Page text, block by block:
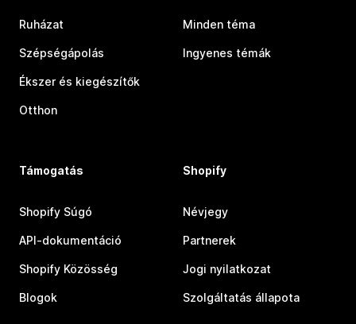
Ruházat
Szépségápolás
Ékszer és kiegészítők
Otthon
Minden téma
Ingyenes témák
Támogatás
Shopify Súgó
API-dokumentáció
Shopify Közösség
Blogok
Shopify
Névjegy
Partnerek
Jogi nyilatkozat
Szolgáltatás állapota